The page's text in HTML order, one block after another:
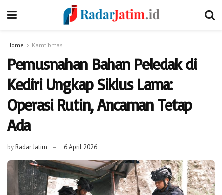
Home Kamtibmas
Pemusnahan Bahan Peledak di
Kediri Ungkap Siklus Lama:
Operasi Rutin, Ancaman Tetap
Ada
byRadar Jatim 6 April 2026